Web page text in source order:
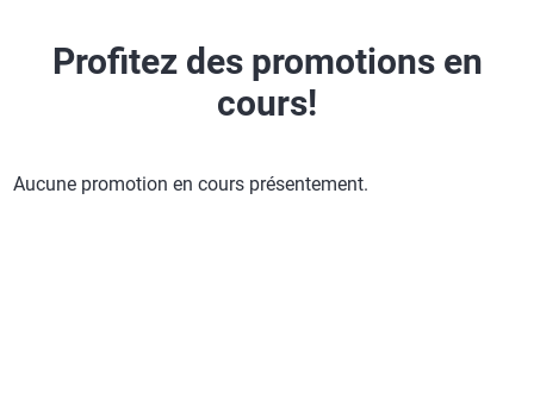
Profitez des promotions en
cours!
Aucune promotion en cours présentement.